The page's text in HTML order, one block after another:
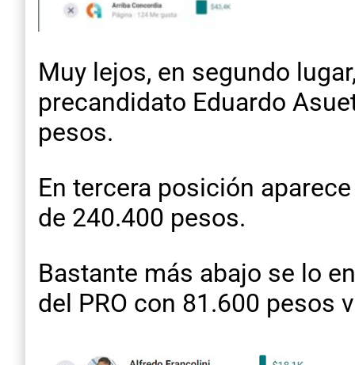
Muy lejos, en segundo
precandidato Eduardo
pesos.
En tercera posición
de 240.400 pesos.
Bastante más abajo se lo
del PRO con 81.600 pesos